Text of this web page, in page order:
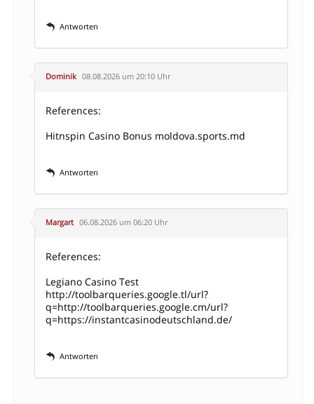
Antworten
Dominik 08.08.2026 um 20:10 Uhr
References:
Hitnspin Casino Bonus moldova.sports.md
Antworten
Margart 06.08.2026 um 06:20 Uhr
References:
Legiano Casino Test
http://toolbarqueries.google.tl/url?
q=http://toolbarqueries.google.cm/url?
q=https://instantcasinodeutschland.de/
Antworten